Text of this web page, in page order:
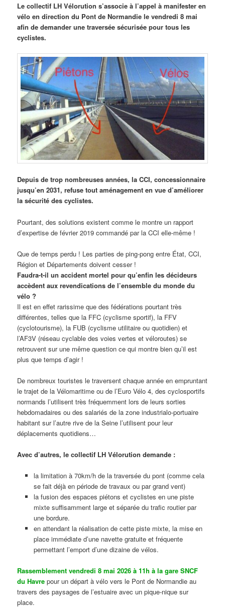
Le collectif LH Vélorution s’associe à l’appel à manifester en
vélo en direction du Pont de Normandie le vendredi 8 mai
afin de demander une traversée sécurisée pour tous les
cyclistes.
Depuis de trop nombreuses années, la CCI, concessionnaire
jusqu’en 2031, refuse tout aménagement en vue d’améliorer
la sécurité des cyclistes.
Pourtant, des solutions existent comme le montre un rapport
d’expertise de février 2019 commandé par la CCI elle-même !
Que de temps perdu ! Les parties de ping-pong entre État, CCI,
Région et Départements doivent cesser !
Faudra-t-il un accident mortel pour qu’enfin les décideurs
accèdent aux revendications de l’ensemble du monde du
vélo ?
Il est en effet rarissime que des fédérations pourtant très
différentes, telles que la FFC (cyclisme sportif), la FFV
(cyclotourisme), la FUB (cyclisme utilitaire ou quotidien) et
l’AF3V (réseau cyclable des voies vertes et véloroutes) se
retrouvent sur une même question ce qui montre bien qu’il est
plus que temps d’agir !
De nombreux touristes le traversent chaque année en empruntant
le trajet de la Vélomaritime ou de l’Euro Vélo 4, des cyclosportifs
normands l’utilisent très fréquemment lors de leurs sorties
hebdomadaires ou des salariés de la zone industrialo-portuaire
habitant sur l’autre rive de la Seine l’utilisent pour leur
déplacements quotidiens…
Avec d’autres, le collectif LH Vélorution demande :
la limitation à 70km/h de la traversée du pont (comme cela
se fait déjà en période de travaux ou par grand vent)
la fusion des espaces piétons et cyclistes en une piste
mixte suffisamment large et séparée du trafic routier par
une bordure.
en attendant la réalisation de cette piste mixte, la mise en
place immédiate d’une navette gratuite et fréquente
permettant l’emport d’une dizaine de vélos.
Rassemblement vendredi 8 mai 2026 à 11h à la gare SNCF
du Havre pour un départ à vélo vers le Pont de Normandie au
travers des paysages de l’estuaire avec un pique-nique sur
place.